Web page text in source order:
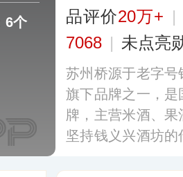
6个
品评价20万+ |
7068 | 未点亮
苏州桥源于老字
旗下品牌之一，
牌，主营米酒、
坚持钱义兴酒坊